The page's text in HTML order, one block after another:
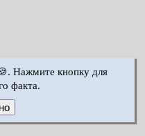
Нажмите кнопку для
факта.